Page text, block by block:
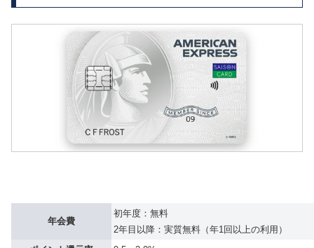
年会費
初年度：無料
2年目以降：実質無料（年1回以上の利用）